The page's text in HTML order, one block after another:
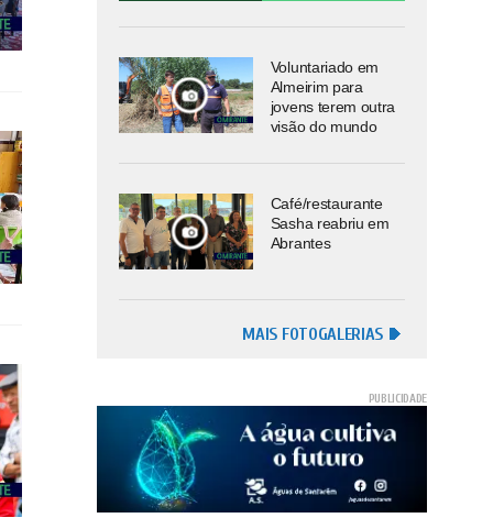
Voluntariado em
Almeirim para
jovens terem outra
visão do mundo
Café/restaurante
Sasha reabriu em
Abrantes
MAIS FOTOGALERIAS